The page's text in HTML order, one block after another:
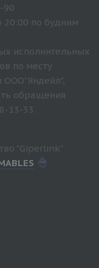
90
по будним
исполнительных
по месту
ООО"Яндейл",
обращения
13-33.
"Giperlink"